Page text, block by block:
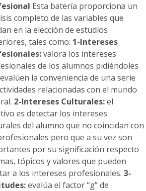
Esta batería proporciona un
completo de las variables que
en la elección de estudios
tales como: 1-Intereses
valora los intereses
de los alumnos pidiéndoles
la conveniencia de una serie
relacionadas con el mundo
2-Intereses Culturales:el
es detectar los intereses
del alumno que no coincidan con
pero que a su vez son
por su significación respecto
tópicos y valores que pueden
a los intereses profesionales. 3-
evalúa el factor “g” de